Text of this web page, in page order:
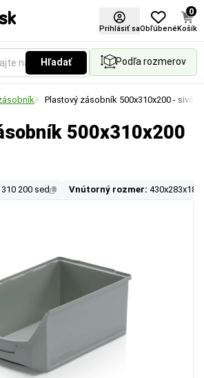
Prihlásiť saObľúbené
0
Košík
Hľadať Podľa rozmerov
Plastový zásobník 500x310x200 - sivá
500x310x200
200 sed Vnútorný rozmer: 430x283x185